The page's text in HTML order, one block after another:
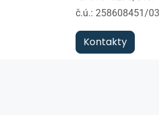
č.ú.: 258608451/
Kontakty